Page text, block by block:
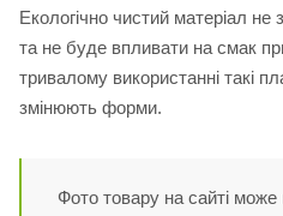
Екологічно чистий матеріал
та не буде впливати на смак
тривалому використанні такі
змінюють форми.
Фото товару на сайті може